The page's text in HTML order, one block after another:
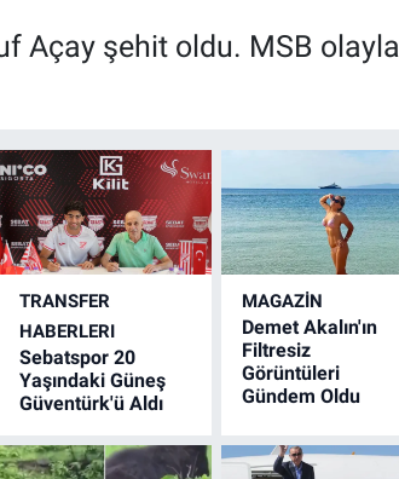
Açay şehit oldu. MSB olayla
TRANSFER
HABERLERI
Sebatspor 20
Yaşındaki Güneş
Güventürk'ü Aldı
MAGAZİN
Demet Akalın'ın
Filtresiz
Görüntüleri
Gündem Oldu